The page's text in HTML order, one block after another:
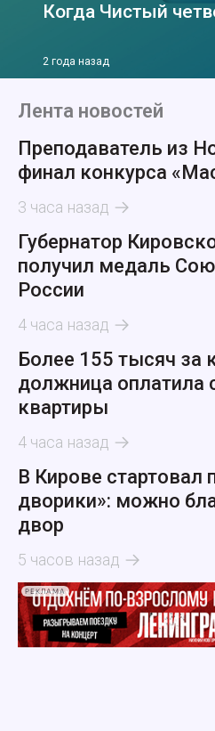
Когда Чистый
2 года назад
Лента новостей
Преподаватель из
финал конкурса
3 часа назад
Губернатор
получил медаль
России
4 часа назад
Более 155 тысяч за
должница оплатила
квартиры
4 часа назад
В Кирове стартовал
дворики»: можно
двор
5 часов назад
РЕКЛАМА